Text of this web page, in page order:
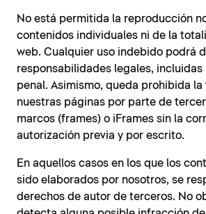
No está permitida la reproducción
contenidos individuales ni de la
web. Cualquier uso indebido podrá
responsabilidades legales,
penal. Asimismo, queda prohibida
nuestras páginas por parte de
marcos (frames) o iFrames sin la
autorización previa y por escrito.
En aquellos casos en los que los
sido elaborados por nosotros, se
derechos de autor de terceros. No